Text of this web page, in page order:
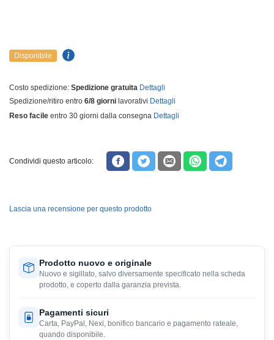
Disponibile
Costo spedizione: Spedizione gratuita Dettagli
Spedizione/ritiro entro 6/8 giorni lavorativi Dettagli
Reso facile entro 30 giorni dalla consegna Dettagli
Condividi questo articolo:
Lascia una recensione per questo prodotto
Prodotto nuovo e originale
Nuovo e sigillato, salvo diversamente specificato nella scheda
prodotto, e coperto dalla garanzia prevista.
Pagamenti sicuri
Carta, PayPal, Nexi, bonifico bancario e pagamento rateale,
quando disponibile.